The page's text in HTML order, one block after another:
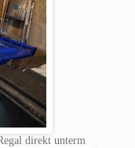
direkt unterm